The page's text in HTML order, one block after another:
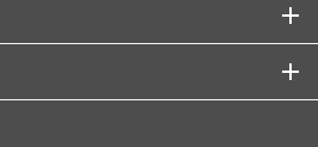
add
add